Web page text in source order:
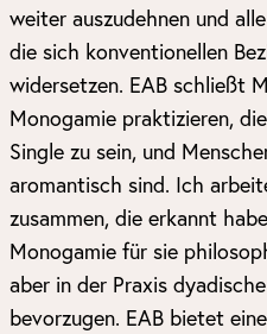
weiter auszudehnen und
die sich konventionellen
widersetzen. EAB schließt
Monogamie praktizieren,
Single zu sein, und
aromantisch sind. Ich
zusammen, die erkannt
Monogamie für sie
aber in der Praxis
bevorzugen. EAB bietet